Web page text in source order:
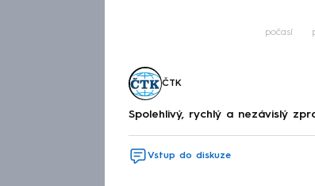
počasí
ČTK
Spolehlivý, rychlý a nezávislý
Vstup do diskuze